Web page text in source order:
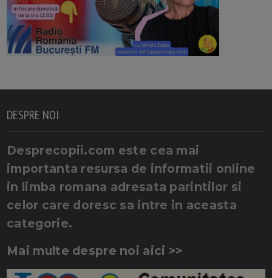
DESPRE NOI
Desprecopii.com este cea mai
importanta resursa de informatii online
in limba romana adresata parintilor si
celor care doresc sa intre in aceasta
categorie.
Mai multe despre noi aici >>